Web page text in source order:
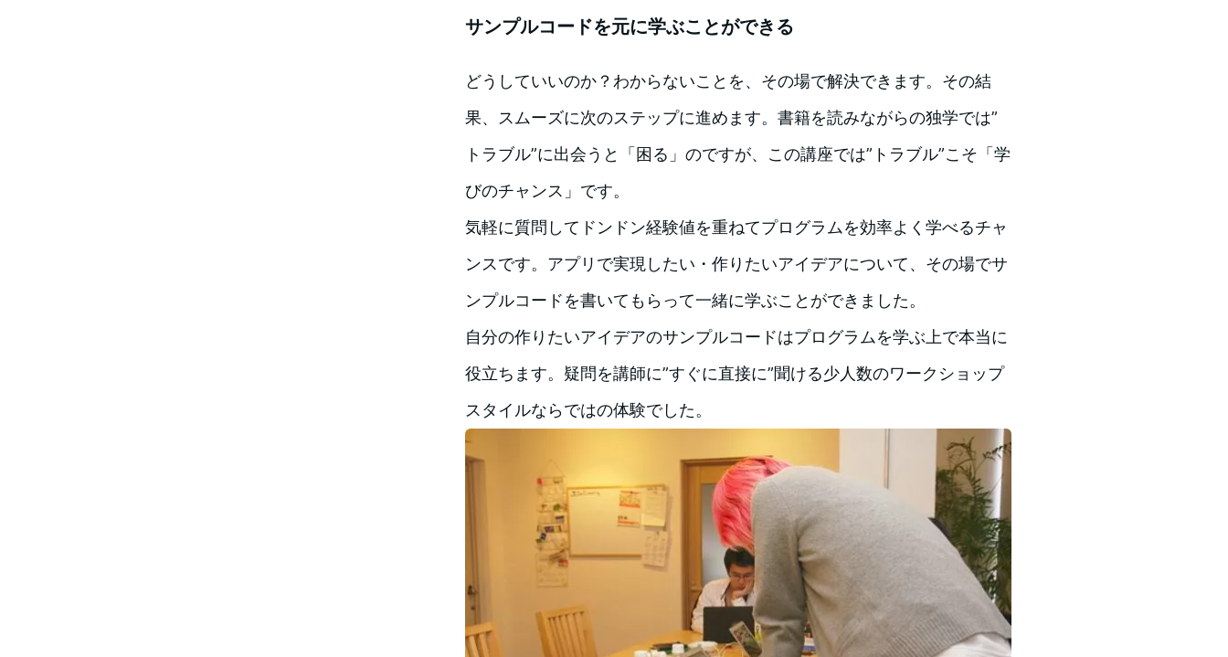
サンプルコードを元に学ぶことができる
どうしていいのか？わからないことを、その場で解決できます。その結
果、スムーズに次のステップに進めます。書籍を読みながらの独学では”
トラブル”に出会うと「困る」のですが、この講座では”トラブル”こそ「学
びのチャンス」です。
気軽に質問してドンドン経験値を重ねてプログラムを効率よく学べるチャ
ンスです。アプリで実現したい・作りたいアイデアについて、その場でサ
ンプルコードを書いてもらって一緒に学ぶことができました。
自分の作りたいアイデアのサンプルコードはプログラムを学ぶ上で本当に
役立ちます。疑問を講師に”すぐに直接に”聞ける少人数のワークショップ
スタイルならではの体験でした。